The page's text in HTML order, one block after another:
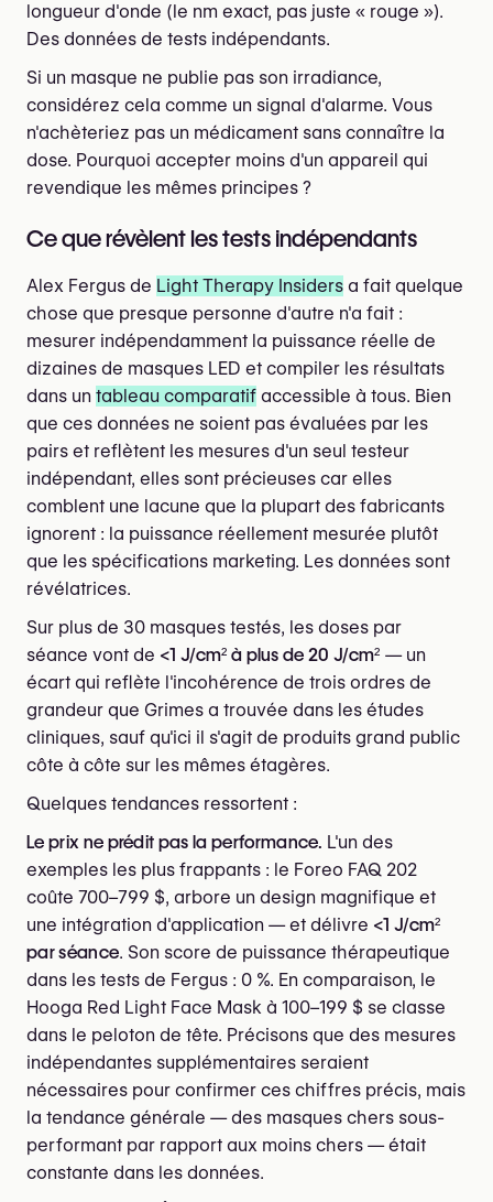
longueur d'onde (le nm exact, pas juste « rouge »).
Des données de tests indépendants.
Si un masque ne publie pas son irradiance,
considérez cela comme un signal d'alarme. Vous
n'achèteriez pas un médicament sans connaître la
dose. Pourquoi accepter moins d'un appareil qui
revendique les mêmes principes ?
Ce que révèlent les tests indépendants
Alex Fergus de Light Therapy Insiders a fait quelque
chose que presque personne d'autre n'a fait :
mesurer indépendamment la puissance réelle de
dizaines de masques LED et compiler les résultats
dans un tableau comparatif accessible à tous. Bien
que ces données ne soient pas évaluées par les
pairs et reflètent les mesures d'un seul testeur
indépendant, elles sont précieuses car elles
comblent une lacune que la plupart des fabricants
ignorent : la puissance réellement mesurée plutôt
que les spécifications marketing. Les données sont
révélatrices.
Sur plus de 30 masques testés, les doses par
séance vont de <1 J/cm² à plus de 20 J/cm² — un
écart qui reflète l'incohérence de trois ordres de
grandeur que Grimes a trouvée dans les études
cliniques, sauf qu'ici il s'agit de produits grand public
côte à côte sur les mêmes étagères.
Quelques tendances ressortent :
Le prix ne prédit pas la performance. L'un des
exemples les plus frappants : le Foreo FAQ 202
coûte 700–799 $, arbore un design magnifique et
une intégration d'application — et délivre <1 J/cm²
par séance. Son score de puissance thérapeutique
dans les tests de Fergus : 0 %. En comparaison, le
Hooga Red Light Face Mask à 100–199 $ se classe
dans le peloton de tête. Précisons que des mesures
indépendantes supplémentaires seraient
nécessaires pour confirmer ces chiffres précis, mais
la tendance générale — des masques chers sous-
performant par rapport aux moins chers — était
constante dans les données.